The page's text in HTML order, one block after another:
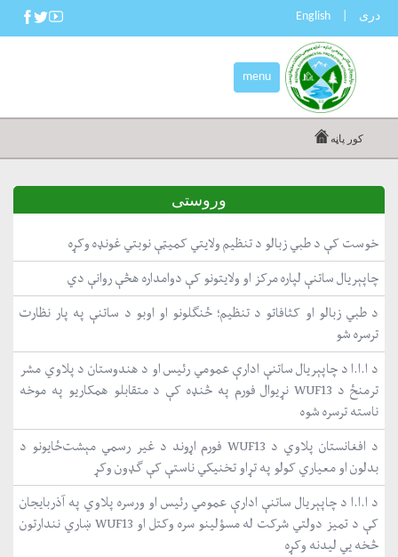
English دری
menu
کور پاڼه
وروستی
خوست کې د طبي زبالو د تنظیم ولایتي کمیټې نوبتي غونډه وکړه
چاپېریال ساتنې لپاره مرکز او ولایتونو کې دوامداره هڅې روانې دي
د طبي زبالو او کثافاتو د تنظیم؛ ځنګلونو او اوبو د ساتنې په پار نظارت
ترسره شو
د ا.ا.ا د چاپېریال ساتنې ادارې عمومي رئیس او د هندوستان د پلاوي مشر
ترمنځ د WUF13 نړیوال فورم په څنډه کې د متقابلو همکاریو په موخه
ناسته ترسره شوه
د افغانستان پلاوي د WUF13 فورم اړوند د غیر رسمي مېشت‌ځایونو د
بدلون او معیاري کولو په تړاو تخنیکي ناستې کې ګډون وکړ
د ا.ا.ا د چاپېریال ساتنې ادارې عمومي رئیس او ورسره پلاوي په آذربایجان
کې د تمیز دولتي شرکت له مسؤلینو سره وکتل او WUF13 ښاري نندارتون
څخه یي لیدنه وکړه